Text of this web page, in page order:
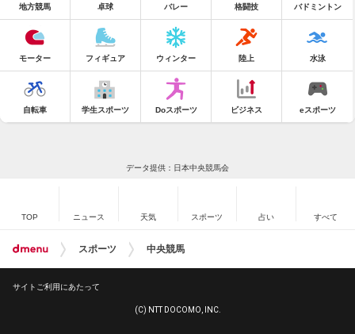
地方競馬 卓球 バレー 格闘技 バドミントン
モーター フィギュア ウィンター 陸上 水泳
自転車 学生スポーツ Doスポーツ ビジネス eスポーツ
データ提供：日本中央競馬会
TOP ニュース 天気 スポーツ 占い すべて
スポーツ 中央競馬
サイトご利用にあたって
(C) NTT DOCOMO, INC.